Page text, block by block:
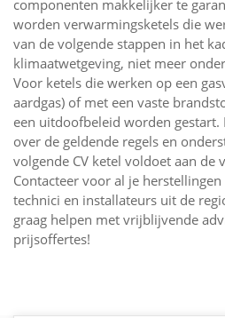
componenten makkelijker te
worden verwarmingsketels die
van de volgende stappen in het
klimaatwetgeving, niet meer
Voor ketels die werken op een
aardgas) of met een vaste
een uitdoofbeleid worden
over de geldende regels en
volgende CV ketel voldoet aan de
Contacteer voor al je
technici en installateurs uit de
graag helpen met vrijblijvende
prijsoffertes!